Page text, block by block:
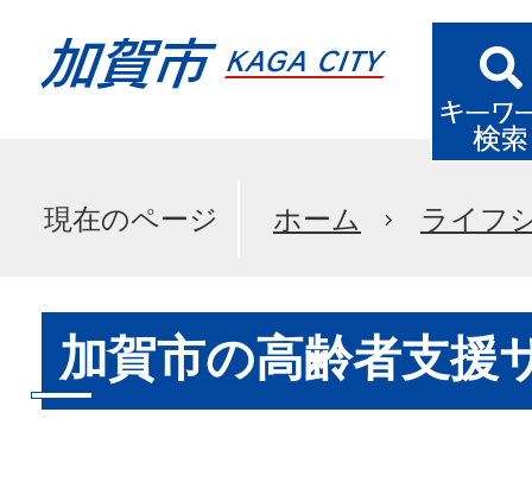
現在のページ ホーム ライフ
加賀市の高齢者支援